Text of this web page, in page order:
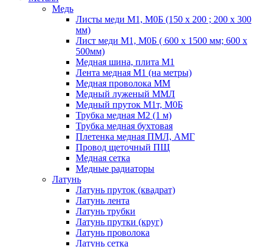
Медь
Листы меди М1, М0Б (150 х 200 ; 200 х 300
мм)
Лист меди М1, М0Б ( 600 х 1500 мм; 600 х
500мм)
Медная шина, плита М1
Лента медная М1 (на метры)
Медная проволока ММ
Медный луженый ММЛ
Медный пруток М1т, М0Б
Трубка медная М2 (1 м)
Трубка медная бухтовая
Плетенка медная ПМЛ, АМГ
Провод щеточный ПЩ
Медная сетка
Медные радиаторы
Латунь
Латунь пруток (квадрат)
Латунь лента
Латунь трубки
Латунь прутки (круг)
Латунь проволока
Латунь сетка